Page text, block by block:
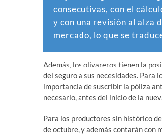
consecutivas, con el
y con una revisión al alza
mercado, lo que se
Además, los olivareros tienen la
del seguro a sus necesidades. Para
importancia de suscribir la póliza
necesario, antes del inicio de la
Para los productores sin histórico
de octubre, y además contarán con